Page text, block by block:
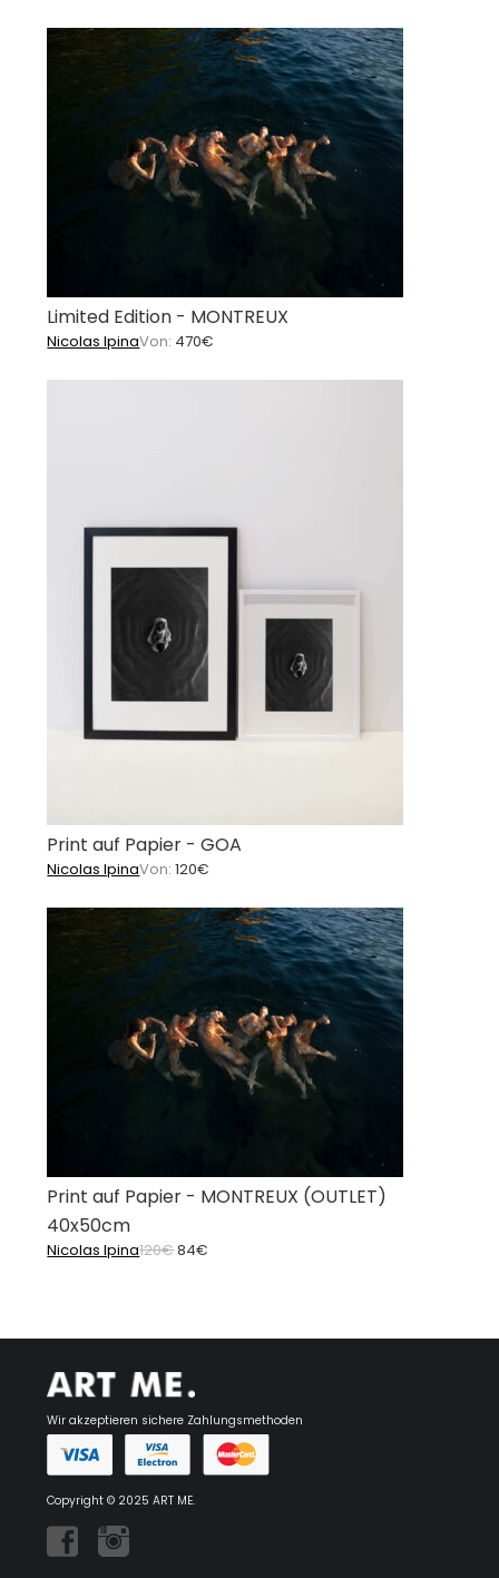
Limited Edition - MONTREUX
Nicolas IpinaVon: 470€
Print auf Papier - GOA
Nicolas IpinaVon:120€
Print auf Papier - MONTREUX (OUTLET)
40x50cm
Nicolas Ipina120€Ursprünglicher
84€
Wir akzeptieren sichere Zahlungsmethoden
Copyright © 2025 ART ME.